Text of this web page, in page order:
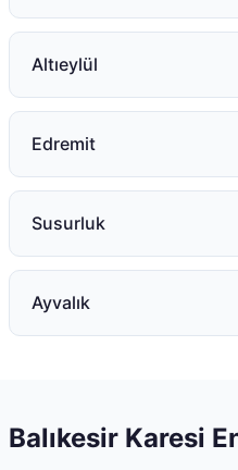
Altıeylül
Edremit
Susurluk
Ayvalık
Balıkesir Karesi